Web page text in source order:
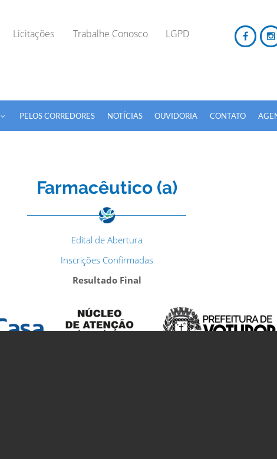
Licitações Trabalhe Conosco LGPD
TODOS OS CAMPOS SÃO OBRIGATÓRIOS.
PELOS CORREDORES NOTÍCIAS OUVIDORIA CONTATO
Farmacêutico (a)
Edital de Abertura
Inscrições Confirmadas
Resultado Final